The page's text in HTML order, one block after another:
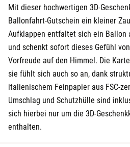
Mit dieser hochwertigen 3D-
Ballonfahrt-Gutschein ein kleiner
Aufklappen entfaltet sich ein Ballon
und schenkt sofort dieses Gefühl
Vorfreude auf den Himmel. Die
sie fühlt sich auch so an, dank
italienischem Feinpapier aus FSC-
Umschlag und Schutzhülle sind
sich hierbei nur um die 3D-
enthalten.
Bruchsal
Burghausen
Calw
Chemnitz
Cloppenburg